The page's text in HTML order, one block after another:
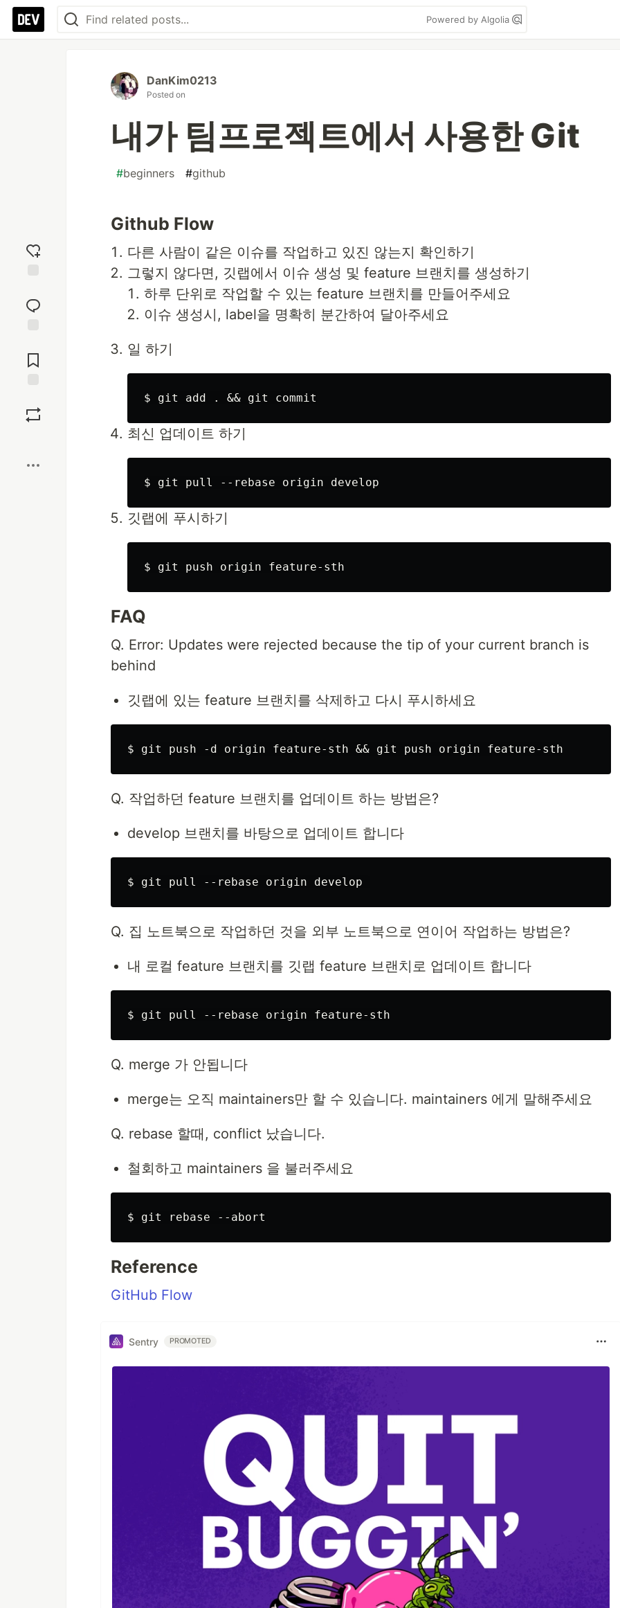
Powered by Algolia
reaction
Comments
DanKim0213
Posted on
내가 팀프로젝트에서 사용한 Git
#beginners #github
Github Flow
다른 사람이 같은 이슈를 작업하고 있진 않는지 확인하기
그렇지 않다면, 깃랩에서 이슈 생성 및 feature 브랜치를 생성하기
하루 단위로 작업할 수 있는 feature 브랜치를 만들어주세요
이슈 생성시, label을 명확히 분간하여 달아주세요
일 하기
최신 업데이트 하기
깃랩에 푸시하기
FAQ
Q. Error: Updates were rejected because the tip of your current branch is
behind
깃랩에 있는 feature 브랜치를 삭제하고 다시 푸시하세요
Q. 작업하던 feature 브랜치를 업데이트 하는 방법은?
develop 브랜치를 바탕으로 업데이트 합니다
Q. 집 노트북으로 작업하던 것을 외부 노트북으로 연이어 작업하는 방법은?
내 로컬 feature 브랜치를 깃랩 feature 브랜치로 업데이트 합니다
Q. merge 가 안됩니다
merge는 오직 maintainers만 할 수 있습니다. maintainers 에게 말해주세요
Q. rebase 할때, conflict 났습니다.
철회하고 maintainers 을 불러주세요
Reference
GitHub Flow
Sentry PROMOTED